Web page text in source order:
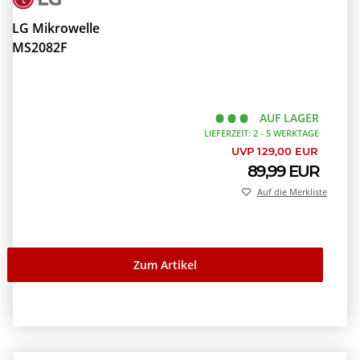
LG Mikrowelle
MS2082F
AUF LAGER
LIEFERZEIT: 2 - 5 WERKTAGE
UVP 129,00 EUR
89,99 EUR
Zum Artikel
Auf die Merkliste